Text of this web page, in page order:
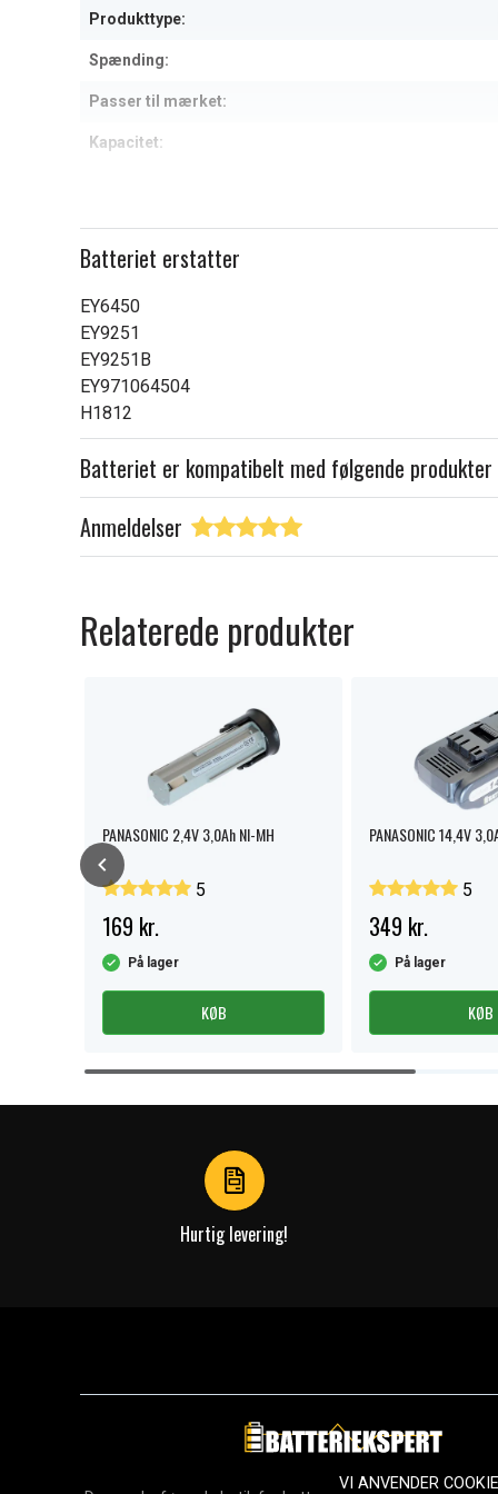
Produkttype:
Spænding:
Passer til mærket:
Kapacitet:
Batteriet erstatter
EY6450
EY9251
EY9251B
EY971064504
H1812
Batteriet er kompatibelt med følgende produkter
Anmeldelser
Relaterede produkter
PANASONIC 2,4V 3,0Ah NI-MH
5
169 kr.
På lager
KØB
PANASONIC 14,4V
5
349 kr.
På lager
KØB
Item
Hurtig levering!
VI ANVENDER